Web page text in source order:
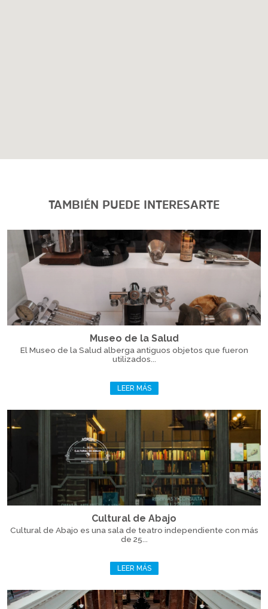
TAMBIÉN PUEDE INTERESARTE
Museo de la Salud
El Museo de la Salud alberga antiguos objetos que fueron
utilizados...
LEER MÁS
Cultural de Abajo
Cultural de Abajo es una sala de teatro independiente con más
de 25...
LEER MÁS